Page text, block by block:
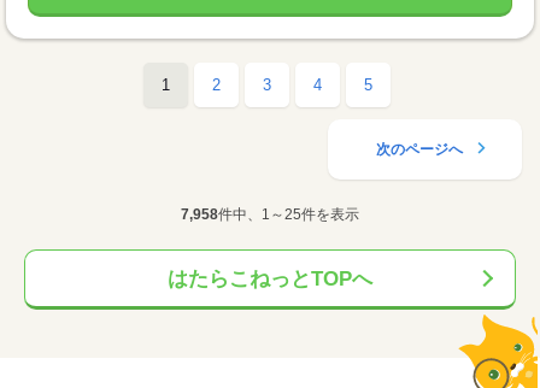
1 2 3 4 5
次のページへ
7,958件中、1～25件を表示
はたらこねっとTOPへ